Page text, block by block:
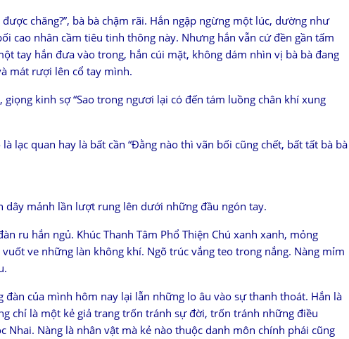
chăng?”, bà bà chậm rãi. Hắn ngập ngừng một lúc, dường như
cao nhân cầm tiêu tinh thông này. Nhưng hắn vẫn cứ đền gần tấm
tay hắn đưa vào trong, hắn cúi mặt, không dám nhìn vị bà bà đang
mát rượi lên cổ tay mình.
giọng kinh sợ “Sao trong ngươi lại có đến tám luồng chân khí xung
lạc quan hay là bất cần “Đằng nào thì vãn bối cũng chết, bất tất bà bà
dây mảnh lần lượt rung lên dưới những đầu ngón tay.
ru hắn ngủ. Khúc Thanh Tâm Phổ Thiện Chú xanh xanh, mỏng
ve những làn không khí. Ngõ trúc vắng teo trong nắng. Nàng mỉm
đàn của mình hôm nay lại lẫn những lo âu vào sự thanh thoát. Hắn là
chỉ là một kẻ giả trang trốn tránh sự đời, trốn tránh những điều
Nhai. Nàng là nhân vật mà kẻ nào thuộc danh môn chính phái cũng